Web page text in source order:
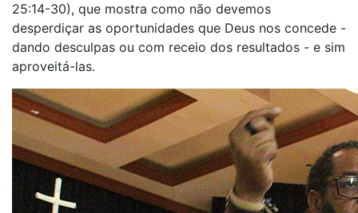
25:14-30), que mostra como não devemos
desperdiçar as oportunidades que Deus nos concede -
dando desculpas ou com receio dos resultados - e sim
aproveitá-las.